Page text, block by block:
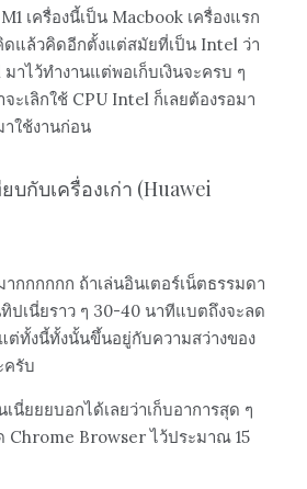
เครื่องนี้เป็น Macbook เครื่องแรก
ดแล้วคิดอีกตั้งแต่สมัยที่เป็น Intel ว่า
มาไว้ทำงานแต่พอเก็บเงินจะครบ ๆ
ะเลิกใช้ CPU Intel ก็เลยต้องรอมา
ใช้งานก่อน
บกับเครื่องเก่า (Huawei
กกกกกก ถ้าเล่นอินเตอร์เน็ตธรรมดา
ปเนี่ยราว ๆ 30-40 นาทีแบตถึงจะลด
ต่ทั้งนี้ทั้งนั้นขึ้นอยู่กับความสว่างของ
ครับ
เนี่ยยยบอกได้เลยว่าเก็บอาการสุด ๆ
Chrome Browser ไว้ประมาณ​ 15